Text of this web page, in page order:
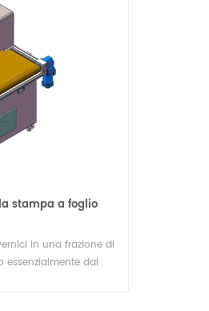
comprende principalmente un
ad aria calda. L'essiccatore UV e
IR sono disponibili come opzione.
stampa a foglio
in una frazione di
essenzialmente dai